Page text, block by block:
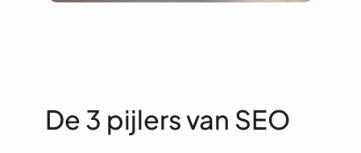
De 3 pijlers van SEO